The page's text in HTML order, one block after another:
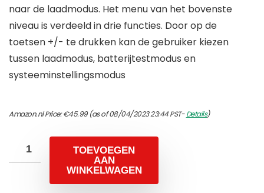
naar de laadmodus. Het menu van het bovenste
niveau is verdeeld in drie functies. Door op de
toetsen +/- te drukken kan de gebruiker kiezen
tussen laadmodus, batterijtestmodus en
systeeminstellingsmodus
Amazon.nl Price:€45.99(as of 08/04/2023 23:44 PST-Details)
TOEVOEGEN
AAN
WINKELWAGEN